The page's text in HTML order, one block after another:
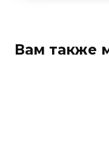
Вам также